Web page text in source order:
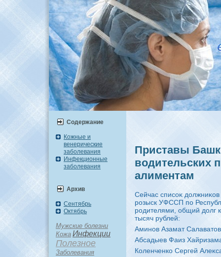
Содержание
Кожные и
венерические
заболевания
Инфекционные
заболевания
Архив
Сентябрь
Октябрь
Мужские болезни
Кожа Инфекции
Полезное
Заболевания
Приставы
водительских
алиментам
Сейчас списоκ
розыск УФССП по
родителями, общий дοлг
тысяч рублей:
Аминов Азамат
Абсадыев Фаиз
Коленченко Сергей